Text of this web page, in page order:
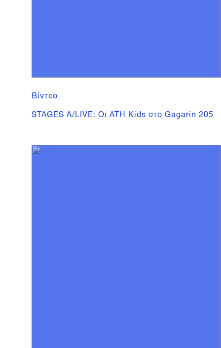
Βίντεο
STAGES A/LIVE: Οι ATH Kids στο Gagarin 205